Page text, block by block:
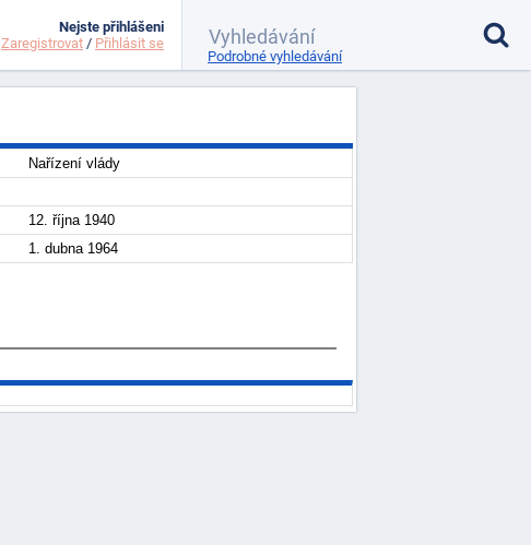
Nařízení vlády
12. října 1940
1. dubna 1964
Nejste přihlášeni
Zaregistrovat / Přihlásit se
Podrobné vyhledávání